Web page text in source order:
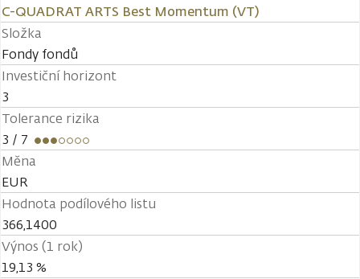
C-QUADRAT ARTS Best Momentum (VT)
Složka
Fondy fondů
Investiční horizont
3
Tolerance rizika
3 / 7
Měna
EUR
Hodnota podílového listu
366,1400
Výnos (1 rok)
19,13 %